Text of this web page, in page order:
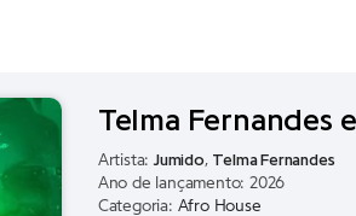
Telma Fernandes
Artista:Jumido, Telma Fernandes
Ano de lançamento: 2026
Categoria: Afro House